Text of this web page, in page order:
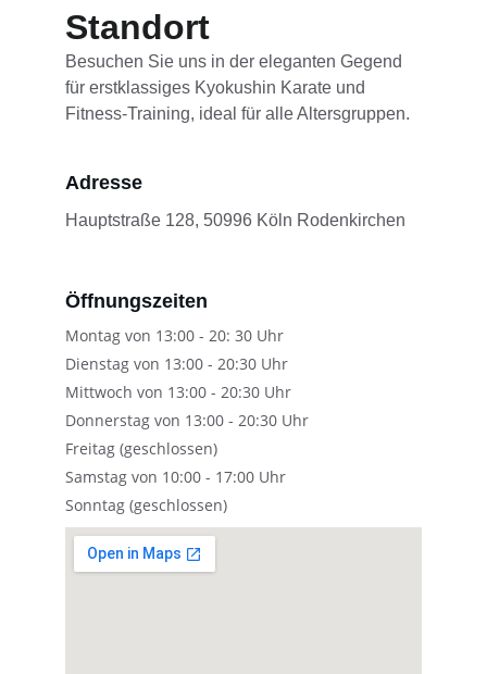
Standort
Besuchen Sie uns in der eleganten Gegend
für erstklassiges Kyokushin Karate und
Fitness-Training, ideal für alle Altersgruppen.
Adresse
Hauptstraße 128, 50996 Köln Rodenkirchen
Öffnungszeiten
Montag von 13:00 - 20: 30 Uhr
Dienstag von 13:00 - 20:30 Uhr
Mittwoch von 13:00 - 20:30 Uhr
Donnerstag von 13:00 - 20:30 Uhr
Freitag (geschlossen)
Samstag von 10:00 - 17:00 Uhr
Sonntag (geschlossen)